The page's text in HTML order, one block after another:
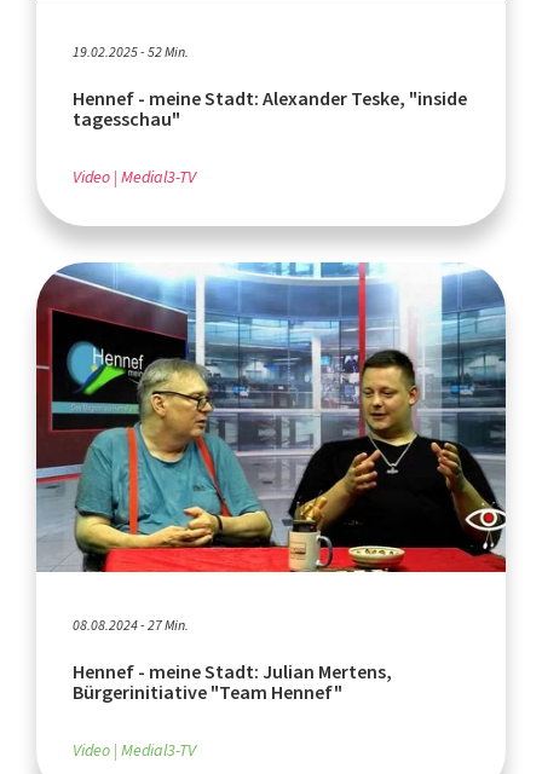
19.02.2025 - 52 Min.
Hennef - meine Stadt: Alexander Teske, "inside
tagesschau"
Video Medial3-TV
08.08.2024 - 27 Min.
Hennef - meine Stadt: Julian Mertens,
Bürgerinitiative "Team Hennef"
Video Medial3-TV